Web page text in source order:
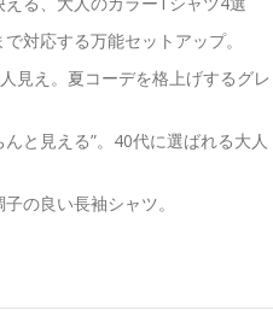
対応する万能セットアップ。
見え。夏コーデを格上げするグレ
と見える”。40代に選ばれる大人
の良い長袖シャツ。